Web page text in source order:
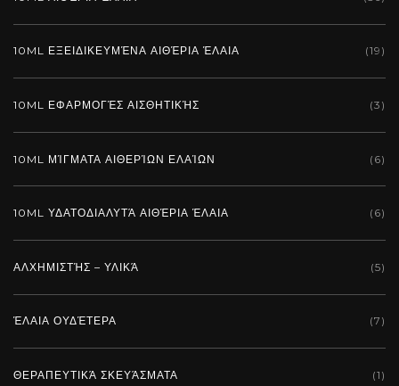
10ML ΕΞΕΙΔΙΚΕΥΜΈΝΑ ΑΙΘΈΡΙΑ ΈΛΑΙΑ (19)
10ML ΕΦΑΡΜΟΓΈΣ ΑΙΣΘΗΤΙΚΉΣ (3)
10ML ΜΊΓΜΑΤΑ ΑΙΘΕΡΊΩΝ ΕΛΑΊΩΝ (6)
10ML ΥΔΑΤΟΔΙΑΛΥΤΆ ΑΙΘΈΡΙΑ ΈΛΑΙΑ (6)
ΑΛΧΗΜΙΣΤΉΣ – ΥΛΙΚΆ (5)
ΈΛΑΙΑ ΟΥΔΈΤΕΡΑ (7)
ΘΕΡΑΠΕΥΤΙΚΆ ΣΚΕΥΆΣΜΑΤΑ (1)